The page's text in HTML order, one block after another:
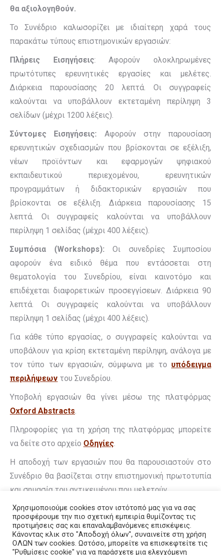
θα αξιολογηθούν.
Το Συνέδριο καλωσορίζει με ιδιαίτερη χαρά τους
παρακάτω τύπους επιστημονικών εργασιών:
Πλήρεις Εισηγήσεις: Αφορούν ολοκληρωμένες
πρωτότυπες ερευνητικές εργασίες και μελέτες.
Διάρκεια παρουσίασης 20 λεπτά. Οι συγγραφείς
καλούνται να υποβάλλουν εκτεταμένη περίληψη 3
σελίδων (μέχρι 1200 λέξεις).
Σύντομες Εισηγήσεις: Αφορούν στην παρουσίαση
ερευνητικών σχεδιασμών που βρίσκονται σε εξέλιξη,
νέων προϊόντων και εφαρμογών ψηφιακού
εκπαιδευτικού περιεχομένου, ερευνητικών
προγραμμάτων ή διδακτορικών εργασιών που
βρίσκονται σε εξέλιξη. Διάρκεια παρουσίασης 15
λεπτά. Οι συγγραφείς καλούνται να υποβάλλουν
περίληψη 1 σελίδας (μέχρι 400 λέξεις).
Συμπόσια (Workshops): Οι συνεδρίες Συμποσίου
αφορούν ένα ειδικό θέμα που εντάσσεται στη
θεματολογία του Συνεδρίου, είναι καινοτόμο και
επιδέχεται διαφορετικών προσεγγίσεων. Διάρκεια 90
λεπτά. Οι συγγραφείς καλούνται να υποβάλλουν
περίληψη 1 σελίδας (μέχρι 400 λέξεις).
Για κάθε τύπο εργασίας, ο συγγραφείς καλούνται να
υποβάλουν για κρίση εκτεταμένη περίληψη, ανάλογα με
τον τύπο των εργασιών, σύμφωνα με το υπόδειγμα
περιλήψεων του Συνεδρίου.
Υποβολή εργασιών θα γίνει μέσω της πλατφόρμας
Oxford Abstracts.
Πληροφορίες για τη χρήση της πλατφόρμας μπορείτε
να δείτε στο αρχείο Οδηγίες.
Η αποδοχή των εργασιών που θα παρουσιαστούν στο
Συνέδριο θα βασίζεται στην επιστημονική πρωτοτυπία
και σημασία του αντικειμένου που μελετούν.
Χρησιμοποιούμε cookies στον ιστότοπό μας για να σας
προσφέρουμε την πιο σχετική εμπειρία θυμίζοντας τις
προτιμήσεις σας και επαναλαμβανόμενες επισκέψεις.
Κάνοντας κλικ στο "Αποδοχή όλων", συναινείτε στη χρήση
ΟΛΩΝ των cookies. Ωστόσο, μπορείτε να επισκεφτείτε τις
"Ρυθμίσεις cookie" για να παράσχετε μια ελεγχόμενη